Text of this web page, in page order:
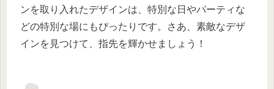
ンを取り入れたデザインは、特別な日やパーティな
どの特別な場にもぴったりです。さあ、素敵なデザ
インを見つけて、指先を輝かせましょう！